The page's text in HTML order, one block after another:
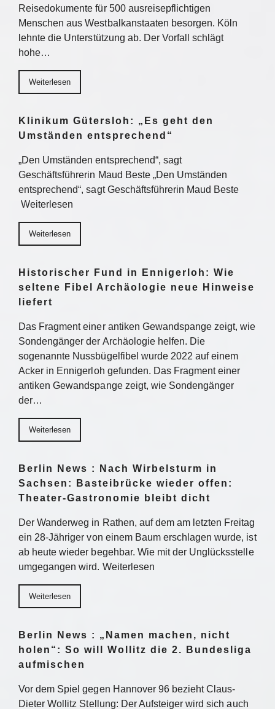
Reisedokumente für 500 ausreisepflichtigen
Menschen aus Westbalkanstaaten besorgen. Köln
lehnte die Unterstützung ab. Der Vorfall schlägt
hohe…
Weiterlesen
Klinikum Gütersloh: „Es geht den
Umständen entsprechend“
„Den Umständen entsprechend“, sagt
Geschäftsführerin Maud Beste „Den Umständen
entsprechend“, sagt Geschäftsführerin Maud Beste
Weiterlesen
Weiterlesen
Historischer Fund in Ennigerloh: Wie
seltene Fibel Archäologie neue Hinweise
liefert
Das Fragment einer antiken Gewandspange zeigt, wie
Sondengänger der Archäologie helfen. Die
sogenannte Nussbügelfibel wurde 2022 auf einem
Acker in Ennigerloh gefunden. Das Fragment einer
antiken Gewandspange zeigt, wie Sondengänger
der…
Weiterlesen
Berlin News : Nach Wirbelsturm in
Sachsen: Basteibrücke wieder offen:
Theater-Gastronomie bleibt dicht
Der Wanderweg in Rathen, auf dem am letzten Freitag
ein 28-Jähriger von einem Baum erschlagen wurde, ist
ab heute wieder begehbar. Wie mit der Unglücksstelle
umgegangen wird. Weiterlesen
Weiterlesen
Berlin News : „Namen machen, nicht
holen“: So will Wollitz die 2. Bundesliga
aufmischen
Vor dem Spiel gegen Hannover 96 bezieht Claus-
Dieter Wollitz Stellung: Der Aufsteiger wird sich auch